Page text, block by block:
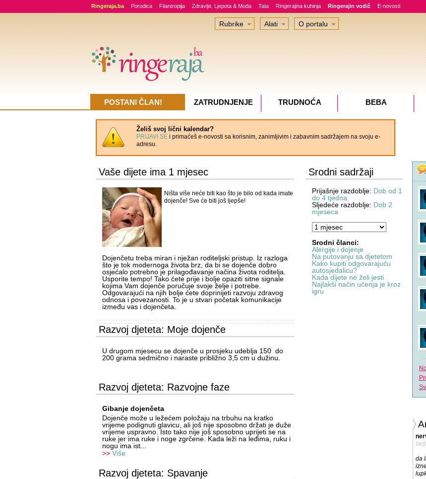
Ringeraja.ba Porodica Filantropija Zdravlje, Ljepota & Moda Tata Ringerajina kuhinja Ringerajin vodič E-novosti
Želiš svoj lični kalendar?
PRIJAVI SEi primaćeš e-novosti sa korisnim, zanimljivim i zabavnim sadržajem na svoju e-
adresu.
Vaše dijete ima 1 mjesec
Ništa više neće biti kao što je bilo od kada imate
dojenče! Sve će biti još ljepše!
Dojenčetu treba miran i nježan roditeljski pristup. Iz razloga
što je tok modernoga života brz, da bi se dojenče dobro
osjećalo potrebno je prilagođavanje načina života roditelja.
Usporite tempo! Tako ćete prije i bolje opaziti sitne signale
kojima Vam dojenče poručuje svoje želje i potrebe.
Odgovarajući na njih bolje ćete doprinijeti razvoju zdravog
odnosa i povezanosti. To je u stvari početak komunikacije
između vas i dojenčeta.
Razvoj djeteta: Moje dojenče
U drugom mjesecu se dojenče u prosjeku udeblja 150 do
200 grama sedmično i naraste približno 3,5 cm u dužinu.
Razvoj djeteta: Razvojne faze
Gibanje dojenčeta
Dojenče može u ležećem položaju na trbuhu na kratko
vrijeme podignuti glavicu, ali još nije sposobno držati je duže
vrijeme uspravno. Isto tako nije još sposobno uprijeti se na
ruke jer ima ruke i noge zgrčene. Kada leži na leđima, ruku i
nogu ima ist...
>> Više
Razvoj djeteta: Spavanje
Srodni sadržaji
Prijašnje razdoblje: Dob od 1
do 4 tjedna
Sljedeće razdoblje: Dob 2
mjeseca
Srodni članci:
Alergije i dojenje
Na putovanju sa djetetom
Kako kupiti odgovarajuću
autosjedalicu?
Kada dijete ne želi jesti
Najlakši način učenja je kroz
igru
da
Rubrike Alati O portalu
POSTANI ČLAN! ZATRUDNJENJE TRUDNOĆA BEBA